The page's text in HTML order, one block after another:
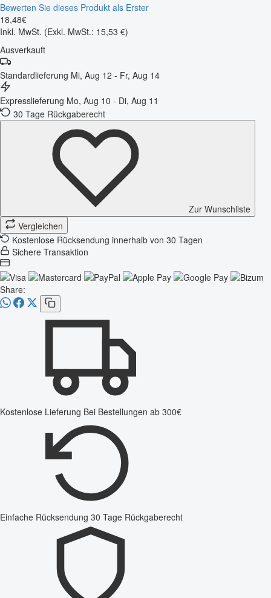
Bewerten Sie dieses Produkt als Erster
18,48€
Inkl. MwSt. (Exkl. MwSt.: 15,53 €)
Ausverkauft
Standardlieferung Mi, Aug 12 - Fr, Aug 14
Expresslieferung Mo, Aug 10 - Di, Aug 11
30 Tage Rückgaberecht
Zur Wunschliste
Vergleichen
Kostenlose Rücksendung innerhalb von 30 Tagen
Sichere Transaktion
Share:
Kostenlose Lieferung Bei Bestellungen ab 300€
Einfache Rücksendung 30 Tage Rückgaberecht